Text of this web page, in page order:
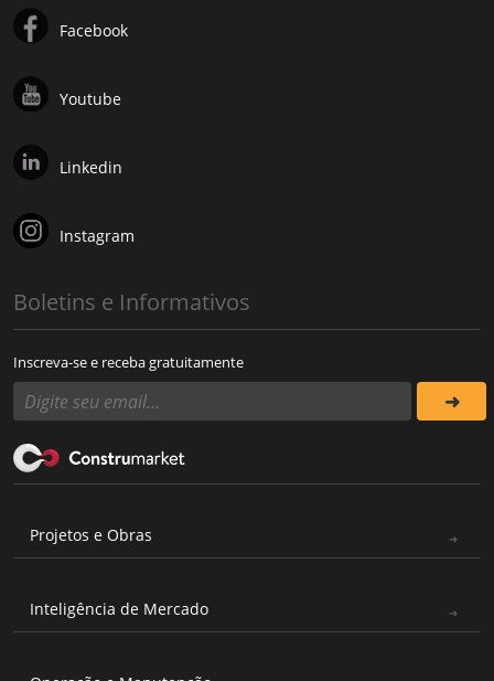
Facebook
Youtube
Linkedin
Instagram
Boletins e Informativos
Inscreva-se e receba gratuitamente
Projetos e Obras
Inteligência de Mercado